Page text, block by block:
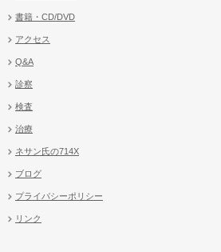
書籍・CD/DVD
アクセス
Q&A
診察
検査
治療
ネサン氏の714X
ブログ
プライバシーポリシー
リンク